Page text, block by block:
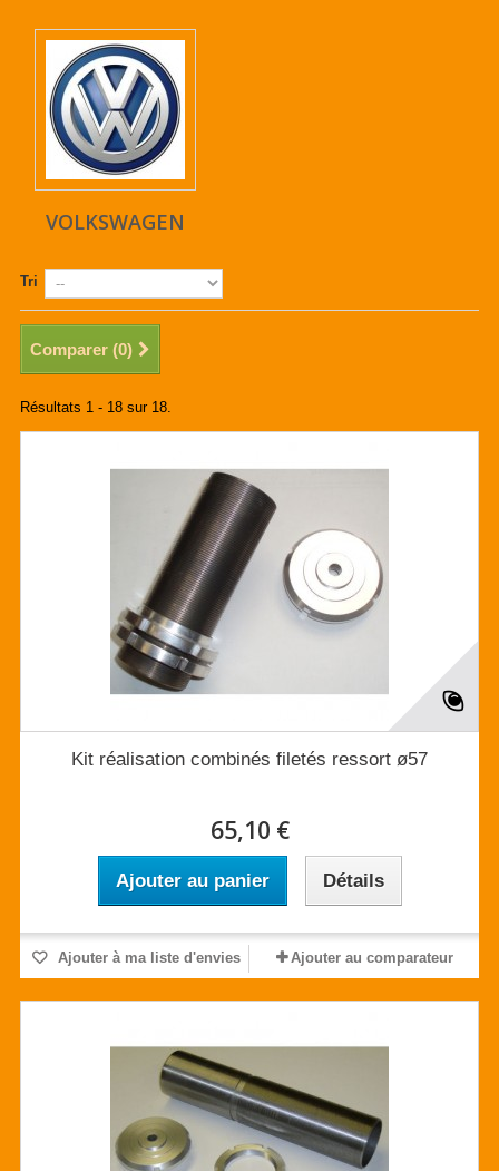
VOLKSWAGEN
Tri
Comparer (0)
Résultats 1 - 18 sur 18.
Kit réalisation combinés filetés ressort ø57
65,10 €
Ajouter au panier Détails
Ajouter à ma liste d'envies Ajouter au comparateur